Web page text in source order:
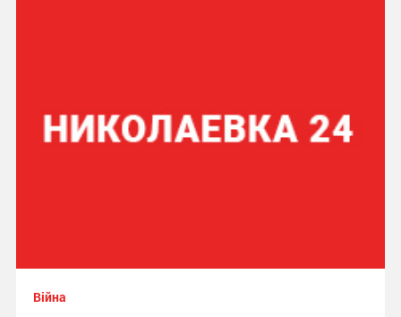
Війна